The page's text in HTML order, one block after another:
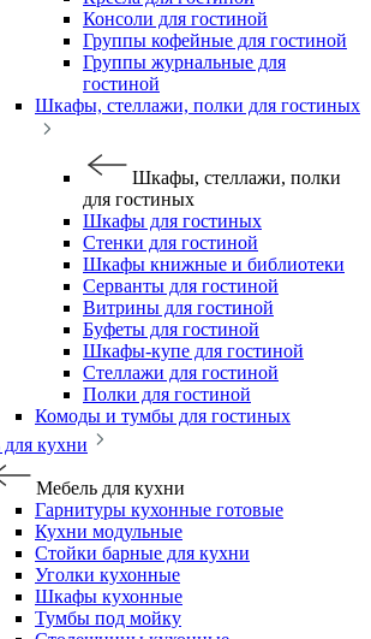
Консоли для гостиной
Группы кофейные для гостиной
Группы журнальные для
гостиной
Шкафы, стеллажи, полки для гостиных
Шкафы, стеллажи, полки
для гостиных
Шкафы для гостиных
Стенки для гостиной
Шкафы книжные и библиотеки
Серванты для гостиной
Витрины для гостиной
Буфеты для гостиной
Шкафы-купе для гостиной
Стеллажи для гостиной
Полки для гостиной
Комоды и тумбы для гостиных
кухни
Мебель для кухни
Гарнитуры кухонные готовые
Кухни модульные
Стойки барные для кухни
Уголки кухонные
Шкафы кухонные
Тумбы под мойку